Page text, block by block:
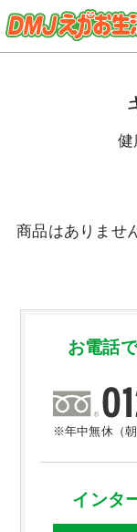
健
商品はありませ
お電話
※年中無休（朝
インタ